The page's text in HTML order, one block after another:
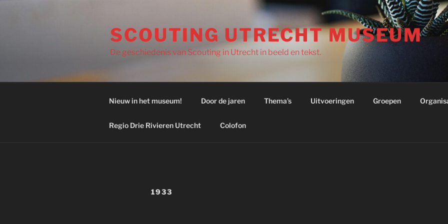
SCOUTING UTRECHT MUSEUM
De geschiedenis van Scouting in Utrecht in beeld en tekst.
Nieuw in het museum! Door de jaren Thema’s Uitvoeringen Groepen
Regio Drie Rivieren Utrecht Colofon
1933